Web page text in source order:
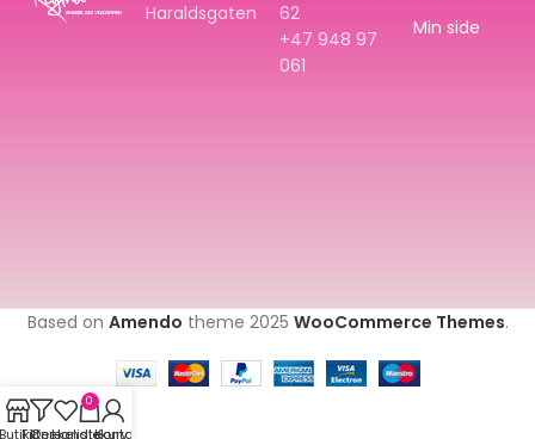
Haraldsgaten
62
+47 948 97
061
Min side
Based on Amendo theme 2025 WooCommerce Themes.
ButikkFilters
Ønskeliste
0
Handlekurv
Konto